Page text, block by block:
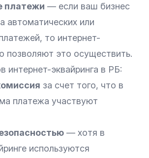
платежи — если ваш бизнес
автоматических или
то интернет-
позволяют это осуществить.
интернет-эквайринга в РБ:
за счет того, что в
платежа участвуют
— хотя в
используются